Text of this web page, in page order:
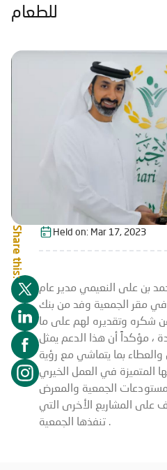
للطعام
Share this: Held on: Mar 17, 2023
بن على النعيمي مدير عام
في مقر الجمعية وفد من بنك
شكره وتقديره لهم على ما
، مؤكداً أن هذا الدعم يمثل
بما يتماشي مع رؤية
المتميزة في العمل الخيري
مستودعات الجمعية والمعرض
على المشاريع الأخرى التي
تنفذها الجمعية .